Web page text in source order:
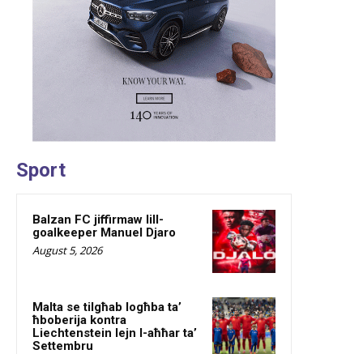
Sport
Balzan FC jiffirmaw lill-
goalkeeper Manuel Djaro
August 5, 2026
Malta se tilgħab logħba ta’
ħboberija kontra
Liechtenstein lejn l-aħħar ta’
Settembru